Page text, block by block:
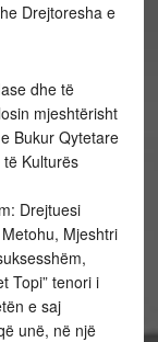
Drejtoresha e
dhe të
mjeshtërisht
Bukur Qytetare
Kulturës
Drejtuesi
Mjeshtri
Topi” tenori i
e saj
unë, në një